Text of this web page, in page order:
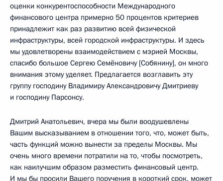
оценки конкурентоспособности Международного
финансового центра примерно 50 процентов критериев
принадлежит как раз развитию всей физической
инфраструктуры, всей городской инфраструктуры. И здесь
мы удовлетворены взаимодействием с мэрией Москвы,
спасибо большое Сергею Семёновичу [Собянину], он много
внимания этому уделяет. Предлагается возглавить эту
группу господину Владимиру Александровичу Дмитриеву
и господину Парсонсу.
Дмитрий Анатольевич, вчера мы были воодушевлены
Вашим высказыванием в отношении того, что, может быть,
часть функций можно вынести за пределы Москвы. Мы
очень много времени потратили на то, чтобы посмотреть,
как наилучшим образом разместить финансовый центр.
И мы бы просили Вашего поручения в короткий срок, может